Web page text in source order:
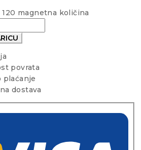
magnetna količina
povrata
plaćanje
dostava